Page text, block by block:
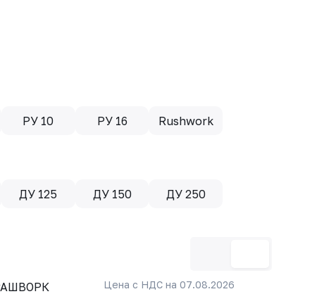
РУ 10 РУ 16 Rushwork
ДУ 125 ДУ 150 ДУ 250
Цена с НДС на 07.08.2026